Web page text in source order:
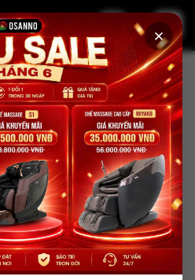
Khi Sử Dụng| Có Nên
Ghế Massage
Nên Mua Hay